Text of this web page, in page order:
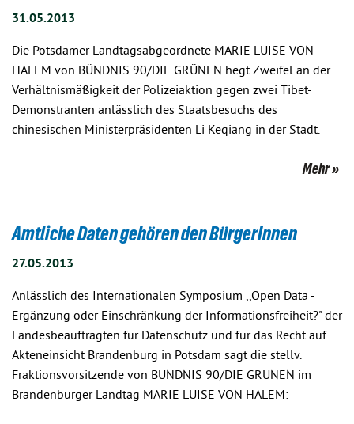
31.05.2013
Die Potsdamer Landtagsabgeordnete MARIE LUISE VON
HALEM von BÜNDNIS 90/DIE GRÜNEN hegt Zweifel an der
Verhältnismäßigkeit der Polizeiaktion gegen zwei Tibet-
Demonstranten anlässlich des Staatsbesuchs des
chinesischen Ministerpräsidenten Li Keqiang in der Stadt.
Mehr
Amtliche Daten gehören den BürgerInnen
27.05.2013
Anlässlich des Internationalen Symposium ,,Open Data -
Ergänzung oder Einschränkung der Informationsfreiheit?" der
Landesbeauftragten für Datenschutz und für das Recht auf
Akteneinsicht Brandenburg in Potsdam sagt die stellv.
Fraktionsvorsitzende von BÜNDNIS 90/DIE GRÜNEN im
Brandenburger Landtag MARIE LUISE VON HALEM: